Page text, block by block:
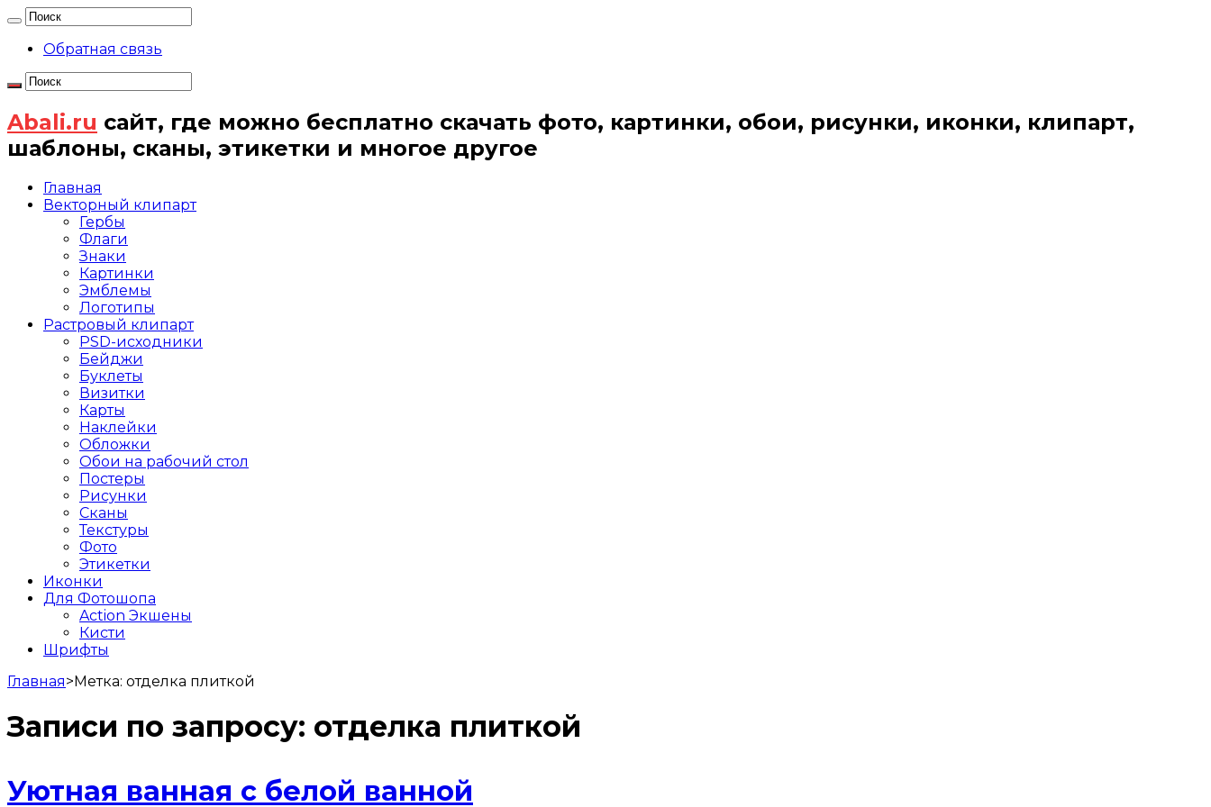
Обратная связь
Abali.ru сайт, где можно бесплатно скачать фото, картинки, обои, рисунки, иконки, клипарт,
шаблоны, сканы, этикетки и многое другое
Главная
Векторный клипарт
Гербы
Флаги
Знаки
Картинки
Эмблемы
Логотипы
Растровый клипарт
PSD-исходники
Бейджи
Буклеты
Визитки
Карты
Наклейки
Обложки
Обои на рабочий стол
Постеры
Рисунки
Сканы
Текстуры
Фото
Этикетки
Иконки
Для Фотошопа
Action Экшены
Кисти
Шрифты
Главная>Метка: отделка плиткой
Записи по запросу: отделка плиткой
Уютная ванная с белой ванной